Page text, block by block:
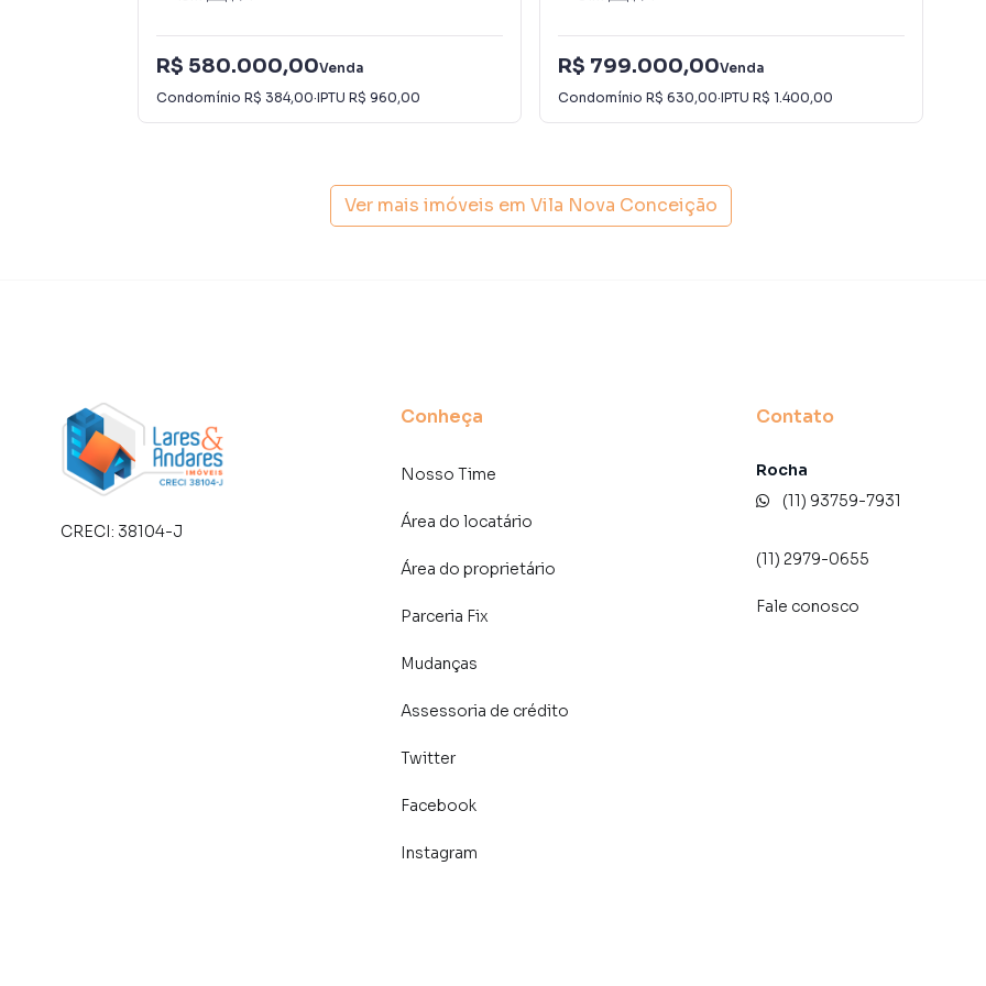
R$ 580.000,00Venda
Condomínio R$ 384,00·IPTU R$ 960,00
R$ 799.000,00Venda
Condomínio R$ 630,00·IPTU R$ 1.400,00
Ver mais imóveis em Vila Nova Conceição
CRECI: 38104-J
Conheça
Nosso Time
Área do locatário
Área do proprietário
Parceria Fix
Mudanças
Assessoria de crédito
Twitter
Facebook
Instagram
Contato
Rocha
(11) 93759-7931
(11) 2979-0655
Fale conosco